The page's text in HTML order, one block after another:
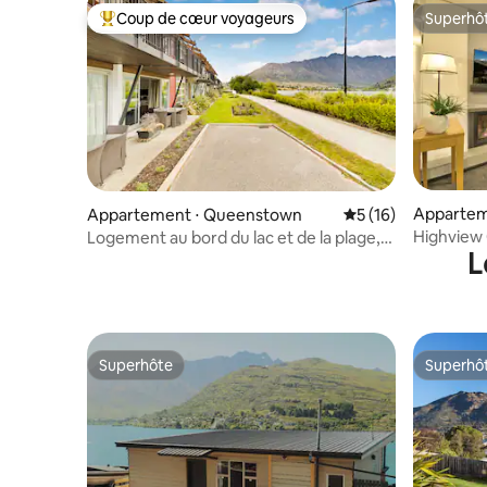
Coups de cœur voyageurs les plus appréciés
Coup de cœur voyageurs
Appartement ⋅ Queenstown Évaluation
5 (16)
Logement au bord du lac et de la plage,
Superhôte
Superhôte